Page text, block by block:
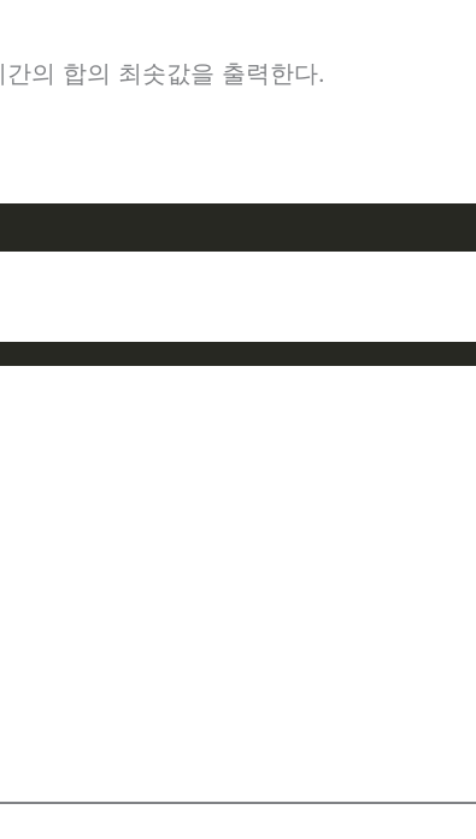
의 합의 최솟값을 출력한다.